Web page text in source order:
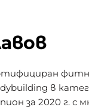
в
за 2020 г. с